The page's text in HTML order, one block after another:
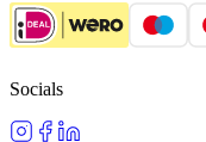
Socials